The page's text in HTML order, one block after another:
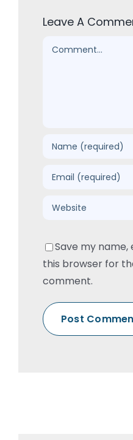
Leave A
Comment
Save my name,
this browser for
comment.